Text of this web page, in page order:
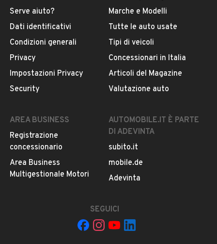
Pubblicità
DESCRIZIONE
AUDI A4 allroad 40 TDI 190CV S tr. Bus. Evo.
CONSUMI ESTETICA E
USATO
Serve aiuto?
Dati identificativi
Condizioni generali
Privacy
Impostazioni Privacy
Security
Marche e Modelli
Tutte le auto usate
Tipi di veicoli
Concessionari in Italia
Articoli del Magazine
Valutazione auto
AREA BUSINESS
Registrazione
concessionario
Area Business
Multigestionale Motori
AUTOMOBILE.IT È PARTE
DI ADEVINTA
subito.it
mobile.de
Adevinta
SEGUICI